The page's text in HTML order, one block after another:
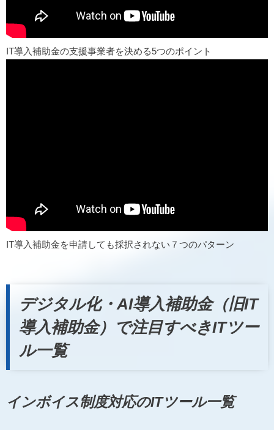
IT導入補助金の支援事業者を決める5つのポイント
IT導入補助金を申請しても採択されない７つのパターン
デジタル化・AI導入補助金（旧IT
導入補助金）で注目すべきITツー
ル一覧
インボイス制度対応のITツール一覧